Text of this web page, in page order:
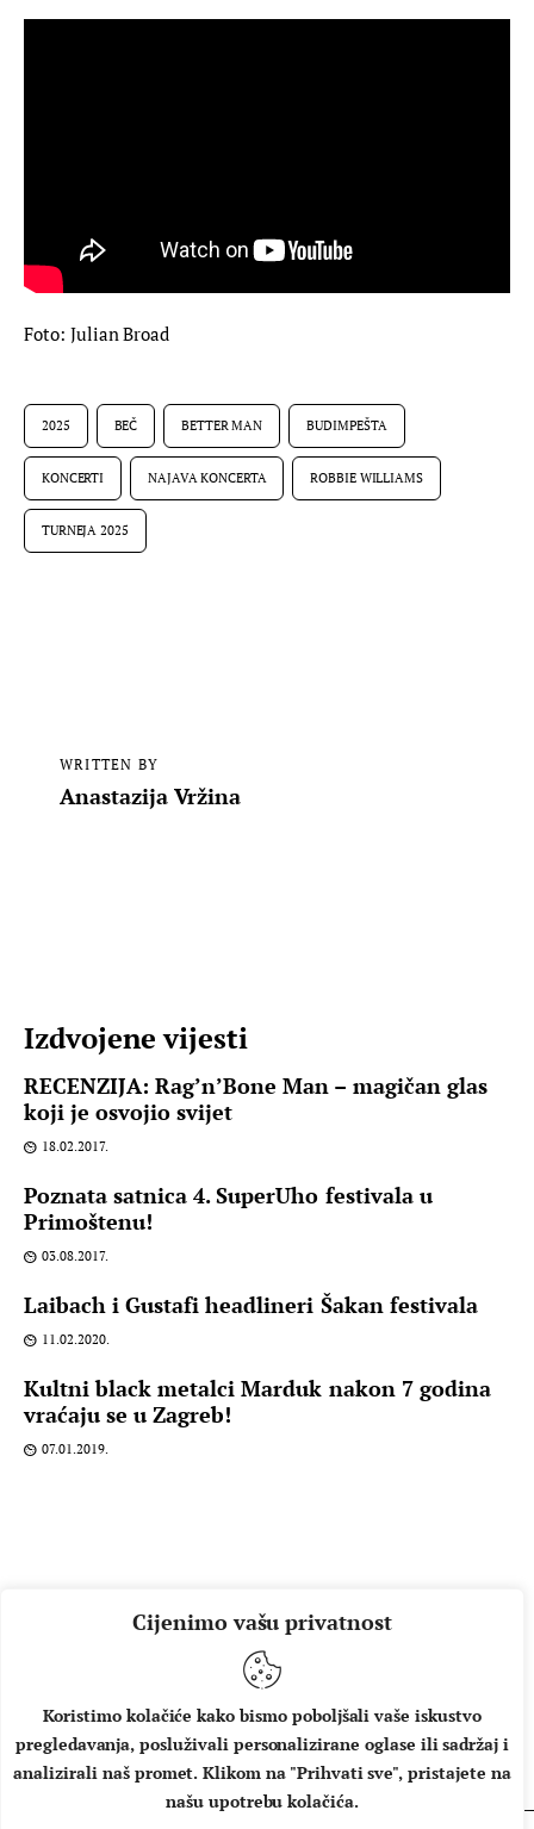
Cijenimo vašu privatnost
Koristimo kolačiće kako bismo poboljšali vaše iskustvo
pregledavanja, posluživali personalizirane oglase ili sadržaj i
analizirali naš promet. Klikom na "Prihvati sve", pristajete na
našu upotrebu kolačića.
Foto: Julian Broad
2025 BEČ BETTER MAN BUDIMPEŠTA
KONCERTI NAJAVA KONCERTA ROBBIE WILLIAMS
TURNEJA 2025
WRITTEN BY
Anastazija Vržina
Izdvojene vijesti
RECENZIJA: Rag’n’Bone Man – magičan glas
koji je osvojio svijet
18.02.2017.
Poznata satnica 4. SuperUho festivala u
Primoštenu!
03.08.2017.
Laibach i Gustafi headlineri Šakan festivala
11.02.2020.
Kultni black metalci Marduk nakon 7 godina
vraćaju se u Zagreb!
07.01.2019.
O NAMA IMPRESSUM UVJETI KORIŠTENJA